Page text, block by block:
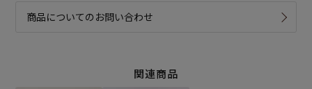
商品についてのお問い合わせ
関連商品